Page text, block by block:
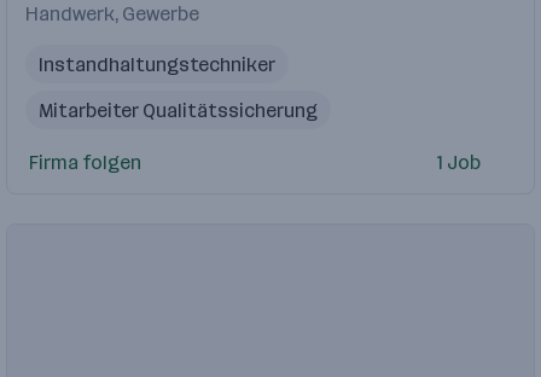
Handwerk, Gewerbe
Instandhaltungstechniker
Mitarbeiter Qualitätssicherung
VPN (Virtual Private Network)
Firma folgen 1 Job